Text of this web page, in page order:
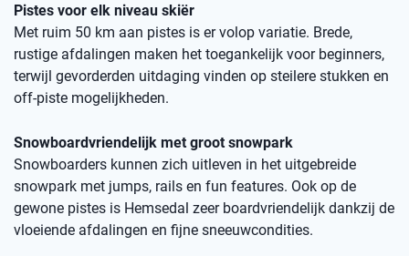
Pistes voor elk niveau skiër
Met ruim 50 km aan pistes is er volop variatie. Brede,
rustige afdalingen maken het toegankelijk voor beginners,
terwijl gevorderden uitdaging vinden op steilere stukken en
off-piste mogelijkheden.
Snowboardvriendelijk met groot snowpark
Snowboarders kunnen zich uitleven in het uitgebreide
snowpark met jumps, rails en fun features. Ook op de
gewone pistes is Hemsedal zeer boardvriendelijk dankzij de
vloeiende afdalingen en fijne sneeuwcondities.